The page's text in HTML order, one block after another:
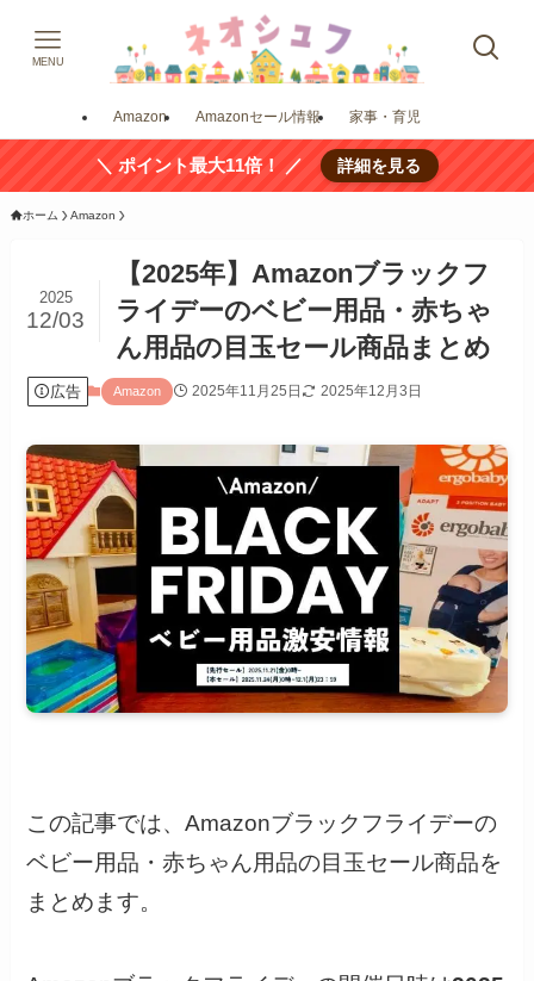
MENU
Amazon Amazonセール情報 家事・育児
＼ ポイント最大11倍！ ／ 詳細を見る
ホーム Amazon
【2025年】Amazonブラックフ
ライデーのベビー用品・赤ちゃ
ん用品の目玉セール商品まとめ
2025
12/03
広告 Amazon 2025年11月25日 2025年12月3日
この記事では、Amazonブラックフライデーの
ベビー用品・赤ちゃん用品の目玉セール商品を
まとめます。